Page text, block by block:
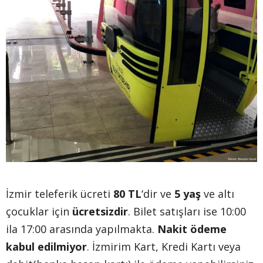
İzmir teleferik ücreti 80 TL‘dir ve 5 yaş ve altı
çocuklar için ücretsizdir. Bilet satışları ise 10:00
ila 17:00 arasında yapılmakta. Nakit ödeme
kabul edilmiyor. İzmirim Kart, Kredi Kartı veya